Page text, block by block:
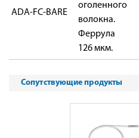
ADA-FC-BARE
оголенного
волокна.
Феррула
126 мкм.
Сопутствующие продукты